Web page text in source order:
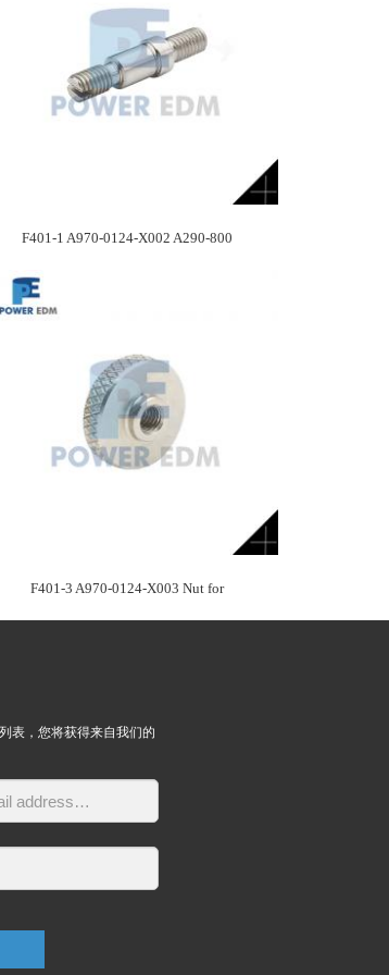
F401-1 A970-0124-X002 A290-800
F401-3 A970-0124-X003 Nut for
表，您将获得来自我们的